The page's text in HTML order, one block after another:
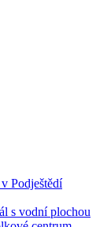
Podještědí
s vodní plochou